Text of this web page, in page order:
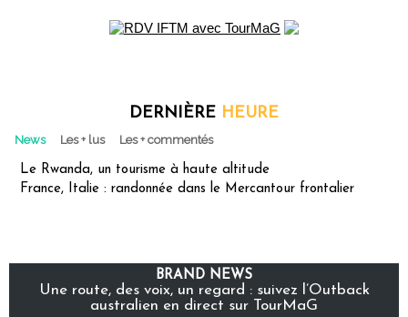
DERNIÈRE HEURE
News Les + lus Les + commentés
Le Rwanda, un tourisme à haute altitude
France, Italie : randonnée dans le Mercantour frontalier
BRAND NEWS
Une route, des voix, un regard : suivez l’Outback
australien en direct sur TourMaG